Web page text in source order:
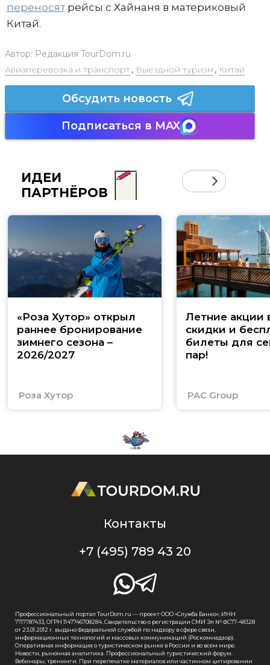
переносятрейсы с Хайнаня в материковый
Китай.
Автор: Редакция TourDom.ru
Авиаперевозка и транспорт, Выездной туризм , Китай
Обсудить новость
Подписаться в MAX
ИДЕИ
ПАРТНЁРОВ
«Роза Хутор» открыл
раннее бронирование
зимнего сезона –
2026/2027
Роза Хутор
Летние акции
скидки и
билеты для
пар!
PAC Group
Контакты
+7 (495) 789 43 20
Профессиональный портал TourDom.ru — проект ООО «Служба Банко», ИНН
7717787433, ОГРН 1147746708284. Свидетельство о регистрации СМИ Эл № ФС77-48328
от 23.01.2012 г. выдано Федеральной службой по надзору в сфере связи,
информационных технологий и массовых коммуникаций (Роскомнадзор).
Оперативная информация о туристическом рынке в России и во всем мире.
Новости, рыночная аналитика. Профессиональный туристический форум.
Вебинары, тренинги. При перепечатке материалов или частичном цитировании